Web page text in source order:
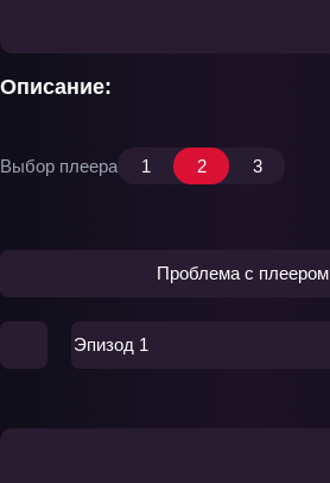
Описание:
Выбор плеера 1 2 3
Проблема с плеером
Эпизод 1